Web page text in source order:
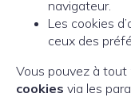
navigateur.
Les cookies
ceux des
Vous pouvez à tout
cookies via les